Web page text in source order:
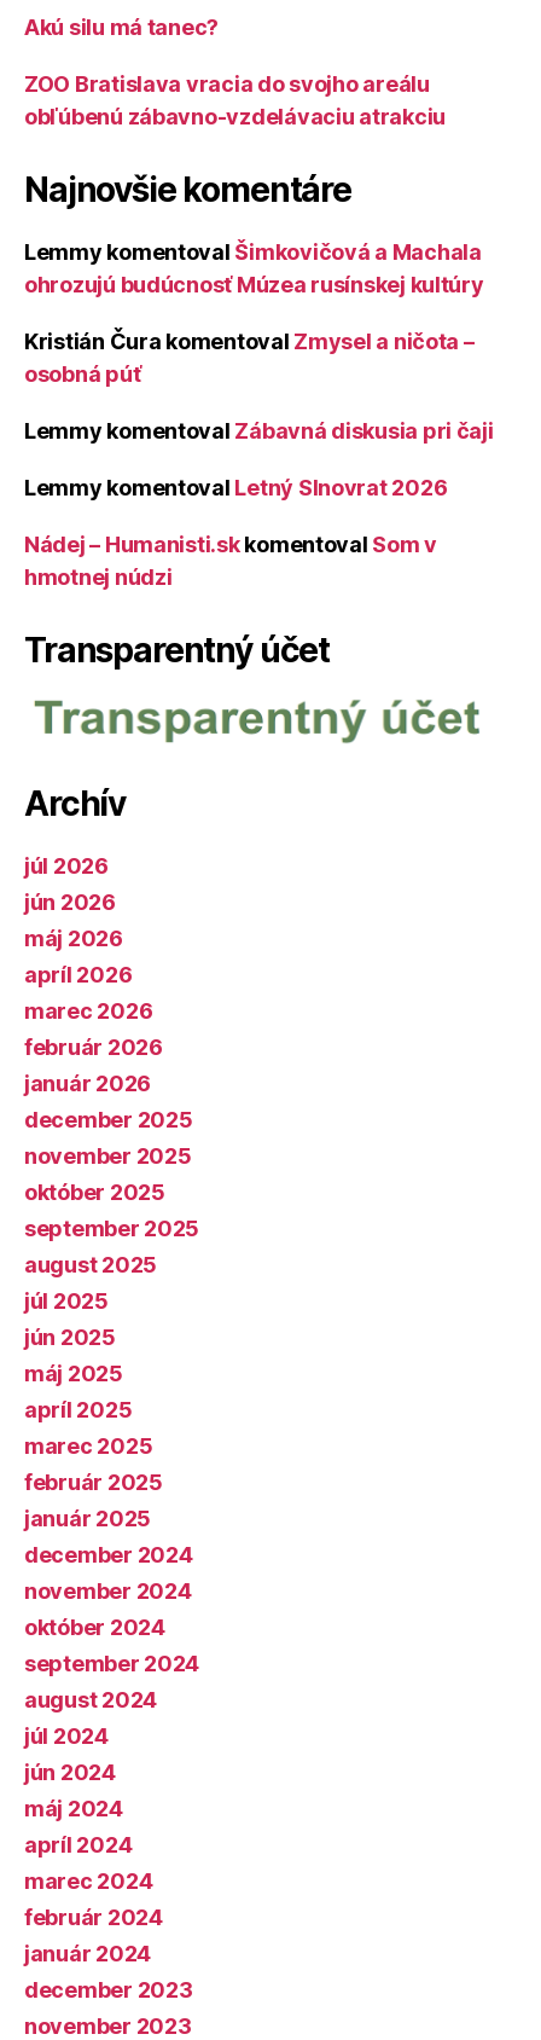
Akú silu má tanec?
ZOO Bratislava vracia do svojho areálu
obľúbenú zábavno-vzdelávaciu atrakciu
Najnovšie komentáre
Lemmy komentoval Šimkovičová a Machala
ohrozujú budúcnosť Múzea rusínskej kultúry
Kristián Čura komentoval Zmysel a ničota –
osobná púť
Lemmy komentoval Zábavná diskusia pri čaji
Lemmy komentoval Letný Slnovrat 2026
Nádej – Humanisti.skkomentoval Som v
hmotnej núdzi
Transparentný účet
Archív
júl 2026
jún 2026
máj 2026
apríl 2026
marec 2026
február 2026
január 2026
december 2025
november 2025
október 2025
september 2025
august 2025
júl 2025
jún 2025
máj 2025
apríl 2025
marec 2025
február 2025
január 2025
december 2024
november 2024
október 2024
september 2024
august 2024
júl 2024
jún 2024
máj 2024
apríl 2024
marec 2024
február 2024
január 2024
december 2023
november 2023